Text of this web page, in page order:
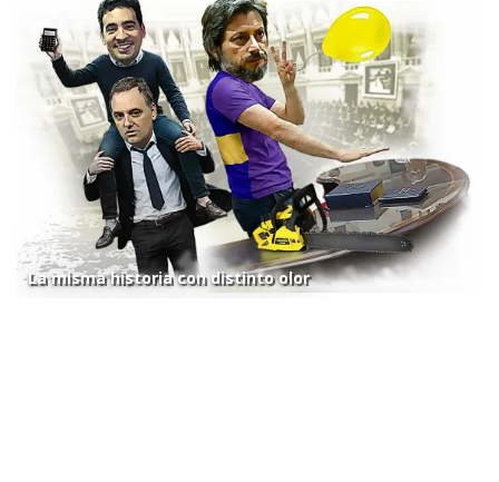
La misma historia con distinto olor